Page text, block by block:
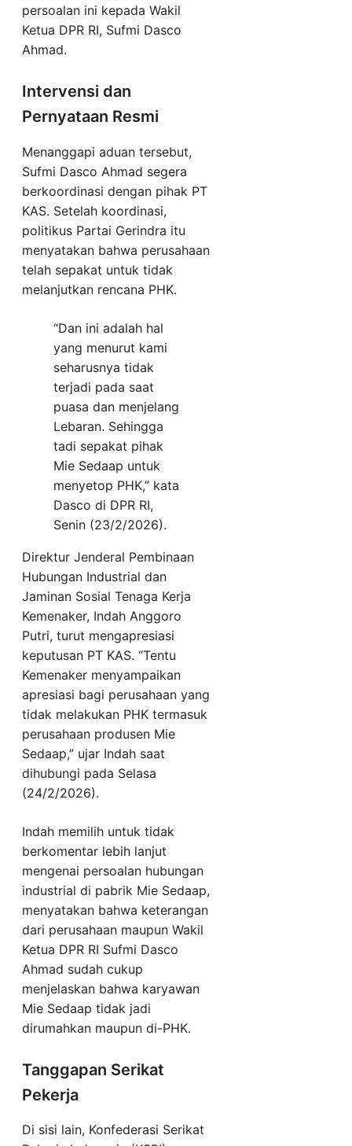
persoalan ini kepada Wakil
Ketua DPR RI, Sufmi Dasco
Ahmad.
Intervensi dan
Pernyataan Resmi
Menanggapi aduan tersebut,
Sufmi Dasco Ahmad segera
berkoordinasi dengan pihak PT
KAS. Setelah koordinasi,
politikus Partai Gerindra itu
menyatakan bahwa perusahaan
telah sepakat untuk tidak
melanjutkan rencana PHK.
“Dan ini adalah hal
yang menurut kami
seharusnya tidak
terjadi pada saat
puasa dan menjelang
Lebaran. Sehingga
tadi sepakat pihak
Mie Sedaap untuk
menyetop PHK,” kata
Dasco di DPR RI,
Senin (23/2/2026).
Direktur Jenderal Pembinaan
Hubungan Industrial dan
Jaminan Sosial Tenaga Kerja
Kemenaker, Indah Anggoro
Putri, turut mengapresiasi
keputusan PT KAS. “Tentu
Kemenaker menyampaikan
apresiasi bagi perusahaan yang
tidak melakukan PHK termasuk
perusahaan produsen Mie
Sedaap,” ujar Indah saat
dihubungi pada Selasa
(24/2/2026).
Indah memilih untuk tidak
berkomentar lebih lanjut
mengenai persoalan hubungan
industrial di pabrik Mie Sedaap,
menyatakan bahwa keterangan
dari perusahaan maupun Wakil
Ketua DPR RI Sufmi Dasco
Ahmad sudah cukup
menjelaskan bahwa karyawan
Mie Sedaap tidak jadi
dirumahkan maupun di-PHK.
Tanggapan Serikat
Pekerja
Di sisi lain, Konfederasi Serikat